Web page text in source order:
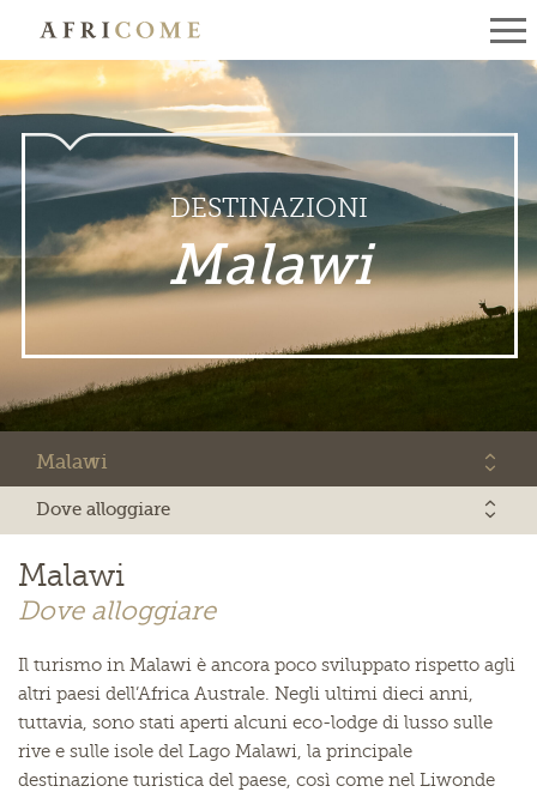
DESTINAZIONI
Malawi
Malawi
Dove alloggiare
Malawi
Dove alloggiare
Il turismo in Malawi è ancora poco sviluppato rispetto agli
altri paesi dell’Africa Australe. Negli ultimi dieci anni,
tuttavia, sono stati aperti alcuni eco-lodge di lusso sulle
rive e sulle isole del Lago Malawi, la principale
destinazione turistica del paese, così come nel Liwonde